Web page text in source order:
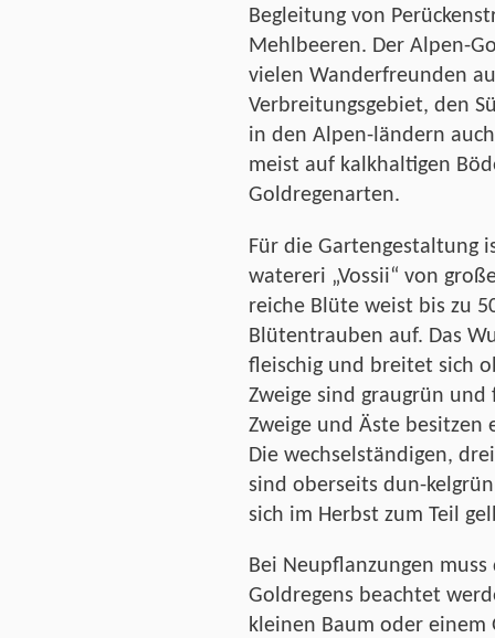
Begleitung von
Mehlbeeren. Der Alpen-
vielen Wanderfreunden
Verbreitungsgebiet, den
in den Alpen-ländern
meist auf kalkhaltigen
Goldregenarten.
Für die Gartengestaltung
watereri „Vossii“ von
reiche Blüte weist bis zu
Blütentrauben auf. Das
fleischig und breitet sich
Zweige sind graugrün
Zweige und Äste
Die wechselständigen,
sind oberseits dun-
sich im Herbst zum Teil
Bei Neupflanzungen
Goldregens beachtet
kleinen Baum oder